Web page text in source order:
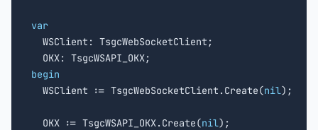
var
WSClient: TsgcWebSocketClient;
begin
WSClient := TsgcWebSocketClient.Create(nil);
  OKX := TsgcWSAPI_OKX.Create(
nil);